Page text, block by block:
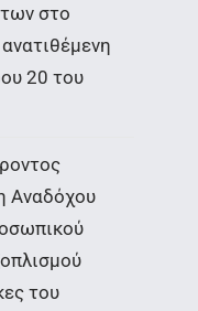
στο
20 του
Αναδόχου
του